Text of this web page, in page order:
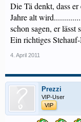
Die Tä denkt, dass
Jahre alt
schon sagen, er lässt
Ein richtiges
4. April 2011
Prezzi
VIP-User
VIP